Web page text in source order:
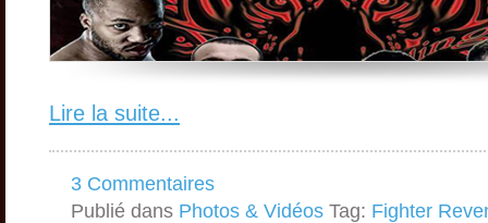
Lire la suite...
3 Commentaires
Publié dans Photos & Vidéos Tag: Fighter